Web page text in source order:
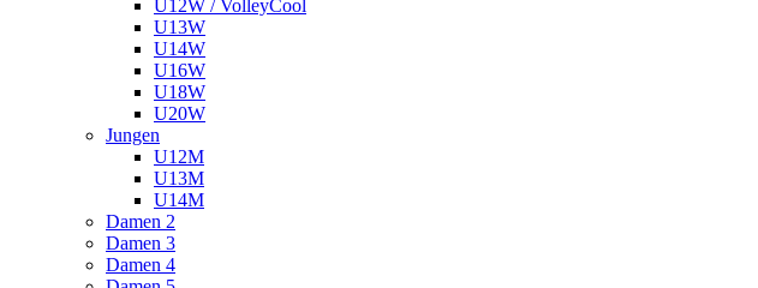
U12W / VolleyCool
U13W
U14W
U16W
U18W
U20W
Jungen
U12M
U13M
U14M
Damen 2
Damen 3
Damen 4